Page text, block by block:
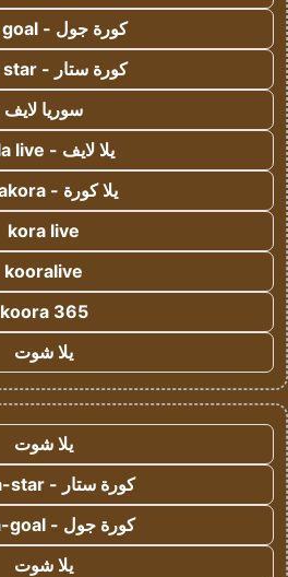
كورة جول - kora goal
كورة ستار - kora star
سوريا لايف
يلا لايف - yalla live
يلا كورة - yallakora
kora live
kooralive
koora 365
يلا شوت
يلا شوت
كورة ستار - koora-star
كورة جول - koora-goal
يلا شوت